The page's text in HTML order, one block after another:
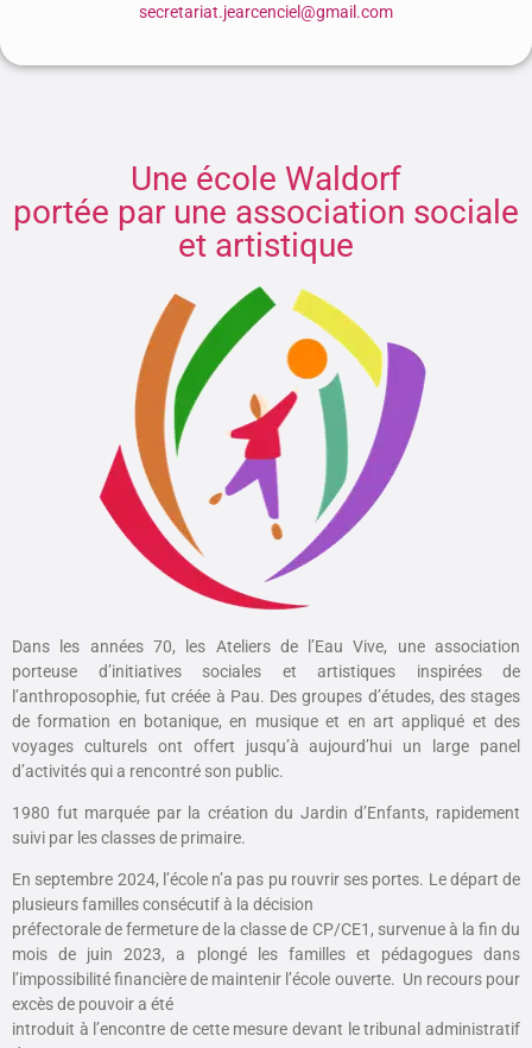
secretariat.jearcenciel@gmail.com
Une école Waldorf
portée par une association sociale
et artistique
Dans les années 70, les Ateliers de l’Eau Vive, une association
porteuse d’initiatives sociales et artistiques inspirées de
l’anthroposophie, fut créée à Pau. Des groupes d’études, des stages
de formation en botanique, en musique et en art appliqué et des
voyages culturels ont offert jusqu’à aujourd’hui un large panel
d’activités qui a rencontré son public.
1980 fut marquée par la création du Jardin d’Enfants, rapidement
suivi par les classes de primaire.
En septembre 2024, l’école n’a pas pu rouvrir ses portes. Le départ de
plusieurs familles consécutif à la décision
préfectorale de fermeture de la classe de CP/CE1, survenue à la fin du
mois de juin 2023, a plongé les familles et pédagogues dans
l’impossibilité financière de maintenir l’école ouverte. Un recours pour
excès de pouvoir a été
introduit à l’encontre de cette mesure devant le tribunal administratif